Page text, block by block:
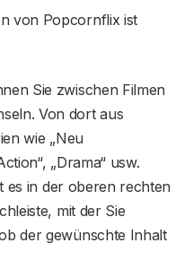
von Popcornflix ist
Sie zwischen Filmen
Von dort aus
wie „Neu
„Drama“ usw.
es in der oberen rechten
mit der Sie
der gewünschte Inhalt